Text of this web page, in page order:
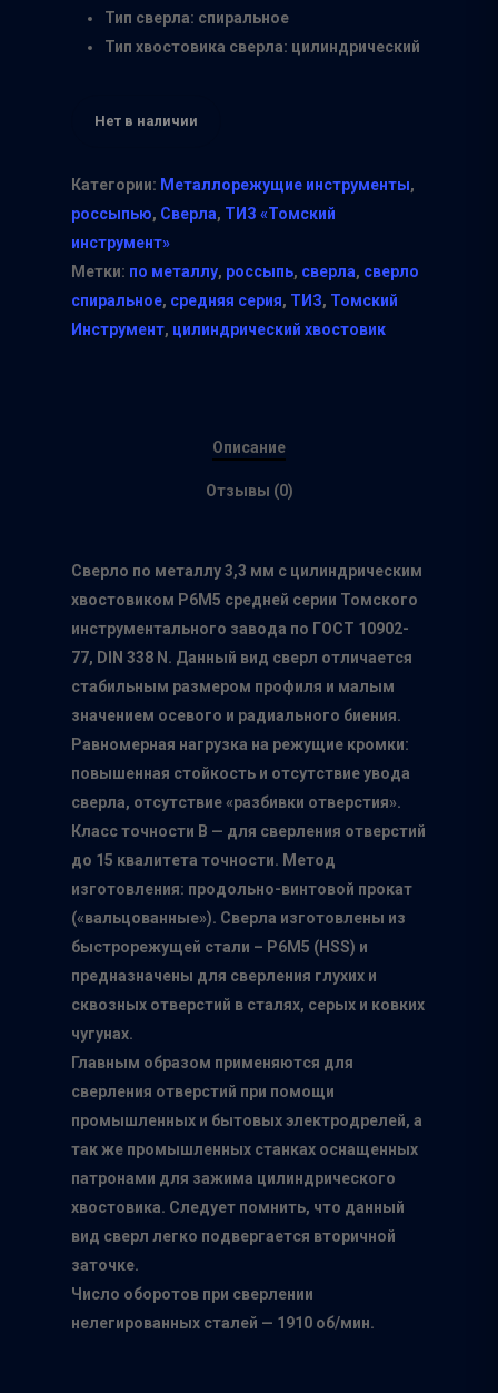
Тип сверла: спиральное
Тип хвостовика сверла: цилиндрический
Нет в наличии
Категории: Металлорежущие инструменты,
россыпью, Сверла, ТИЗ «Томский
инструмент»
Метки: по металлу, россыпь, сверла, сверло
спиральное, средняя серия, ТИЗ, Томский
Инструмент, цилиндрический хвостовик
Описание
Отзывы (0)
Сверло по металлу 3,3 мм c цилиндрическим
хвостовиком Р6М5 средней серии Томского
инструментального завода по ГОСТ 10902-
77, DIN 338 N. Данный вид сверл отличается
стабильным размером профиля и малым
значением осевого и радиального биения.
Равномерная нагрузка на режущие кромки:
повышенная стойкость и отсутствие увода
сверла, отсутствие «разбивки отверстия».
Класс точности B — для сверления отверстий
до 15 квалитета точности. Метод
изготовления: продольно-винтовой прокат
(«вальцованные»). Сверла изготовлены из
быстрорежущей стали – Р6М5 (HSS) и
предназначены для сверления глухих и
сквозных отверстий в сталях, серых и ковких
чугунах.
Главным образом применяются для
сверления отверстий при помощи
промышленных и бытовых электродрелей, а
так же промышленных станках оснащенных
патронами для зажима цилиндрического
хвостовика. Следует помнить, что данный
вид сверл легко подвергается вторичной
заточке.
Число оборотов при сверлении
нелегированных сталей — 1910 об/мин.
Главная
О нас
Каталог
Производители
Группа компаний
Белгородский
завод
ISMAFLEX
ТД Синтез
Полимерпласт
Точки продаж
Сотрудничество
Контакты